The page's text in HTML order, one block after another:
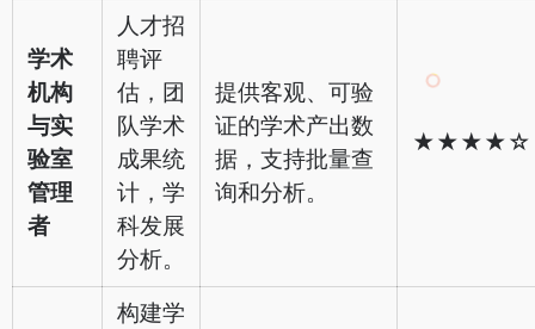
学术
机构
与实
验室
管理
者
人才招
聘评
估，团
队学术
成果统
计，学
科发展
分析。
提供客观、可验
证的学术产出数
据，支持批量查
询和分析。
★★★★☆
构建学